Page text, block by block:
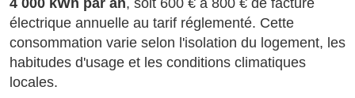
4 000 kWh par an, soit 600 € à 800 € de facture
électrique annuelle au tarif réglementé. Cette
consommation varie selon l'isolation du logement, les
habitudes d'usage et les conditions climatiques
locales.